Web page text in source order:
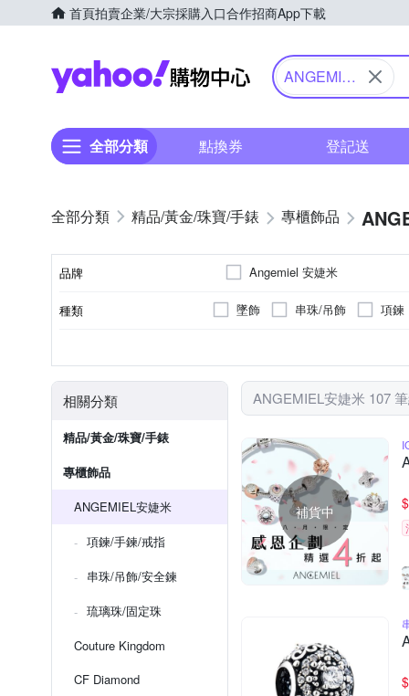
首頁拍賣企業/大宗採購入口合作招商App下載
Yahoo購物中心
ANGEMIEL
全部分類
點換券 登記送
精品/黃金/珠寶/手錶 專櫃飾品
品牌 Angemiel 安婕米
種類 墜飾 串珠/吊飾 項鍊
相關分類
精品/黃金/珠寶/手錶
專櫃飾品
ANGEMIEL安婕米
項鍊/手鍊/戒指
串珠/吊飾/安全鍊
琉璃珠/固定珠
Couture Kingdom
CF Diamond
ANGEMIEL安婕米 107
補貨中 $
$